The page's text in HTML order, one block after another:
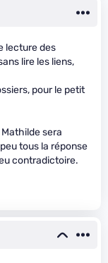
lecture des
lire les liens,
pour le petit
sera
tous la réponse
contradictoire.